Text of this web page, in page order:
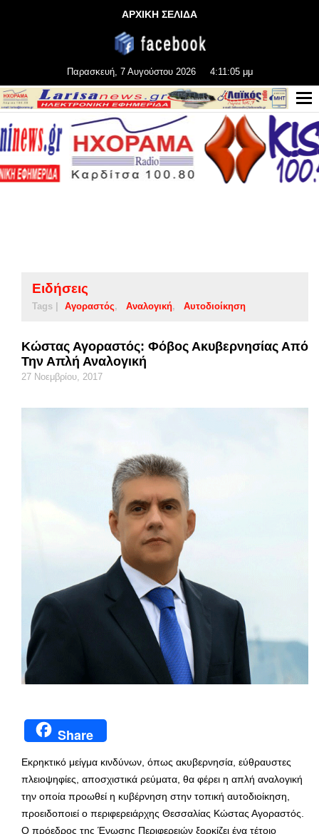
ΑΡΧΙΚΗ ΣΕΛΙΔΑ
Παρασκευή, 7 Αυγούστου 2026 4:11:06 μμ
Ειδήσεις
Tags | Αγοραστός Αναλογική Αυτοδιοίκηση
Κώστας Αγοραστός: Φόβος Ακυβερνησίας Από
Την Απλή Αναλογική
27 Νοεμβρίου, 2017
Share
Εκρηκτικό μείγμα κινδύνων, όπως ακυβερνησία, εύθραυστες
πλειοψηφίες, αποσχιστικά ρεύματα, θα φέρει η απλή αναλογική
την οποία προωθεί η κυβέρνηση στην τοπική αυτοδιοίκηση,
προειδοποιεί ο περιφερειάρχης Θεσσαλίας Κώστας Αγοραστός.
Ο πρόεδρος της Ένωσης Περιφερειών ξορκίζει ένα τέτοιο